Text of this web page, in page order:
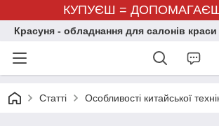
КУПУЄШ = ДОПОМАГАЄШ
Красуня - обладнання для салонів краси
Статті Особливості китайської